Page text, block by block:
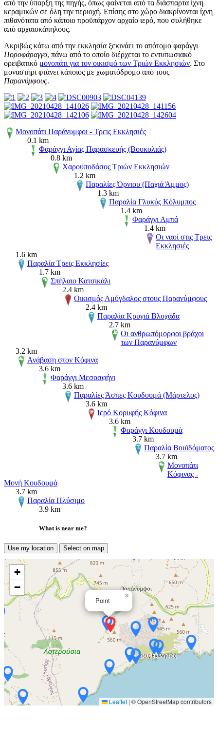
από την ύπαρξη της πηγής, όπως φαίνεται από τα διάσπαρτα ίχνη
κεραμικών σε όλη την περιοχή. Επίσης στο χώρο διακρίνονται ίχνη
πιθανότατα από κάποιο προϋπάρχον αρχαίο ιερό, που συλήθηκε
από αρχαιοκάπηλους.
Ακριβώς κάτω από την εκκλησία ξεκινάει το απότομο φαράγγι
Ποροφάραγγο, πάνω από το οποίο διέρχεται το εντυπωσιακό
ορειβατικό μονοπάτι για τον οικισμό των Τριών Εκκλησιών. Στο
μοναστήρι φτάνει κάποιος με χωματόδρομο από τους
Παρανύμφους.
Μονοπάτι Παράνυμφοι - Τρεις Εκκλησιές
0.1 km
Φαράγγι Αγίας Παρασκευής (Βουκολιάς)
0.8 km
Χαρουποδάσος Τριών Εκκλησιών
1.2 km
Παραλίες Όρνιου (Παχιά Άμμος)
1.3 km
Παραλία Γλυκύς Κόλυμπος
1.4 km
Φαράγγι Αμπά
1.4 km
Οι ναοί στις Τρεις
Εκκλησιές
1.6 km
Παραλία Τρεις Εκκλησίες
1.7 km
Σπήλαιο Κατσικάλι
2.4 km
Οικισμός Αμύγδαλος στους Παρανύμφους
2.4 km
Παραλία Κρυγιά Βλυχάδα
2.7 km
Οι ανθρωπόμορφοι βράχοι
των Παρανύμφων
3.2 km
Ανάβαση στον Κόφινα
3.6 km
Φαράγγι Μεσοσφήνι
3.6 km
Παραλίες Άσπες Κουδουμά (Μάρτελος)
3.6 km
Ιερό Κορυφής Κόφινα
3.6 km
Φαράγγι Κουδουμά
3.7 km
Παραλία Βουϊδόματος
3.7 km
Μονοπάτι
Κόφινας -
Μονή Κουδουμά
3.7 km
Παραλία Πλύσιμο
3.9 km
What is near me?
Use my location Select on map
Point
×
+
−
Leaflet | © OpenStreetMap contributors